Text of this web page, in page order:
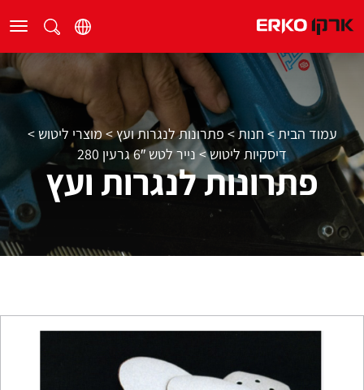
עמוד הבית>חנות> פתרונות לנגרות ועץ>מוצרי ליטוש >
דיסקיות ליטוש>נייר לטש 6″ גרעין 280
פתרונות לנגרות ועץ